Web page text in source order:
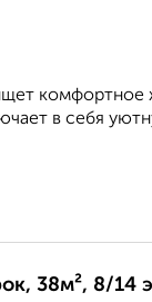
в себя
38м², 8/14